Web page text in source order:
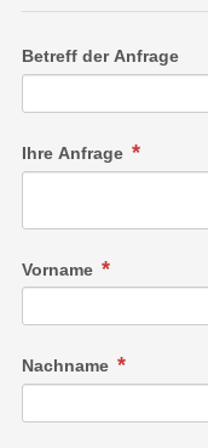
Betreff der Anfrage
Ihre Anfrage
Vorname
Nachname